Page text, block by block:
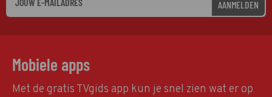
AANMELDEN
Mobiele apps
Met de gratis TVgids app kun je snel zien wat er op